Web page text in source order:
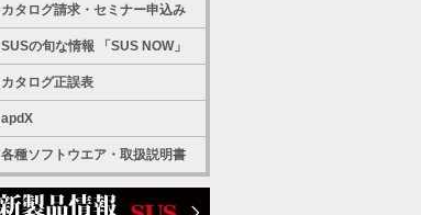
カタログ請求・セミナー申込み
SUSの旬な情報 「SUS NOW」
カタログ正誤表
apdX
各種ソフトウエア・取扱説明書